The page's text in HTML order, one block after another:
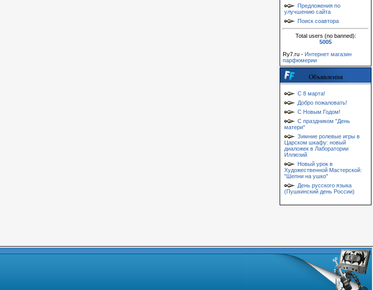
Предложения по
улучшению сайта
Поиск соавтора
Total users (no banned):
5005
Ry7.ru - Интернет магазин
парфюмерии
Объявления
С 8 марта!
Добро пожаловать!
С Новым Годом!
С праздником "День
матери"
Зимние ролевые игры в
Царском шкафу: новый
диаложек в Лаборатории
Иллюзий
Новый урок в
Художественной Мастерской:
"Шепни на ушко"
День русского языка
(Пушкинский день России)